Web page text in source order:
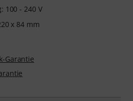
100 - 240 V
x 84 mm
Garantie